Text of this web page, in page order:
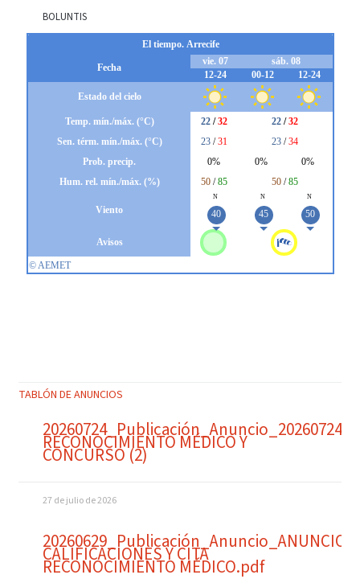
BOLUNTIS
TABLÓN DE ANUNCIOS
RECONOCIMIENTO MÉDICO Y
CONCURSO (2)
27 de julio de 2026
20260629_Publicación_Anuncio_ANUNCIO
CALIFICACIONES Y CITA
RECONOCIMIENTO MÉDICO.pdf